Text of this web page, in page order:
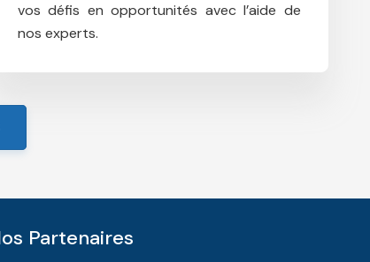
vos défis en opportunités avec l’aide de
nos experts.
Partenaires